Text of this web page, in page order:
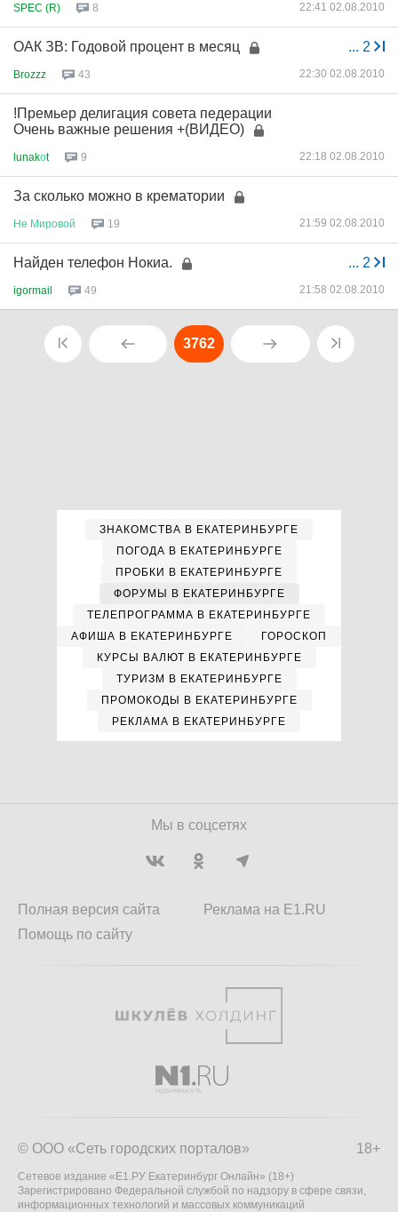
SPEC (R) 8 22:41 02.08.2010
... 2
ОАК ЗВ: Годовой процент в месяц
Brozzz 43 22:30 02.08.2010
!Премьер делигация совета педерации
Очень важные решения +(ВИДЕО)
lunakоt 9 22:18 02.08.2010
За сколько можно в крематории
Не Мировой 19 21:59 02.08.2010
... 2
Найден телефон Нокиа.
igormail 49 21:58 02.08.2010
3762
ЗНАКОМСТВА В ЕКАТЕРИНБУРГЕ
ПОГОДА В ЕКАТЕРИНБУРГЕ
ПРОБКИ В ЕКАТЕРИНБУРГЕ
ФОРУМЫ В ЕКАТЕРИНБУРГЕ
ТЕЛЕПРОГРАММА В ЕКАТЕРИНБУРГЕ
АФИША В ЕКАТЕРИНБУРГЕ
ГОРОСКОП
КУРСЫ ВАЛЮТ В ЕКАТЕРИНБУРГЕ
ТУРИЗМ В ЕКАТЕРИНБУРГЕ
ПРОМОКОДЫ В ЕКАТЕРИНБУРГЕ
РЕКЛАМА В ЕКАТЕРИНБУРГЕ
Мы в соцсетях
Полная версия сайта
Помощь по сайту
Реклама на E1.RU
18+
© ООО «Сеть городских порталов»
Сетевое издание «Е1.РУ Екатеринбург Онлайн» (18+)
Зарегистрировано Федеральной службой по надзору в сфере связи,
информационных технологий и массовых коммуникаций